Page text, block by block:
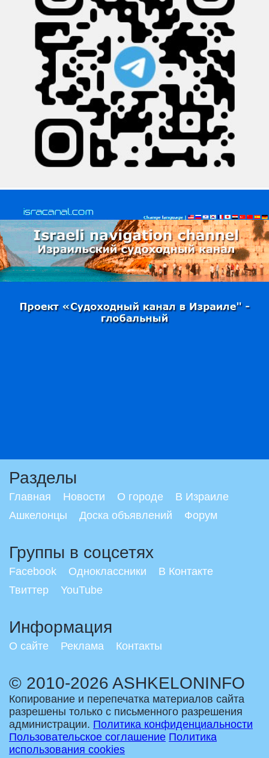
Разделы
Главная Новости О городе
В Израиле
Ашкелонцы
Доска объявлений Форум
Группы в соцсетях
Facebook Одноклассники
В Контакте
Твиттер
YouTube
Информация
О сайте Реклама Контакты
© 2010-2026 ASHKELONINFO
Копирование и перепечатка материалов сайта
разрешены только с письменного разрешения
администрации. Политика конфиденциальности
Пользовательское соглашение Политика
использования cookies